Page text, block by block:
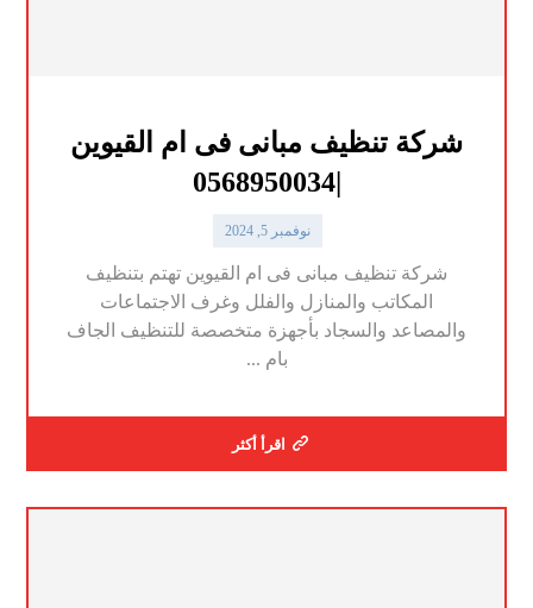
شركة تنظيف مبانى فى ام القيوين
|0568950034
نوفمبر 5, 2024
شركة تنظيف مبانى فى ام القيوين تهتم بتنظيف
المكاتب والمنازل والفلل وغرف الاجتماعات
والمصاعد والسجاد بأجهزة متخصصة للتنظيف الجاف
بام ...
اقرأ أكثر